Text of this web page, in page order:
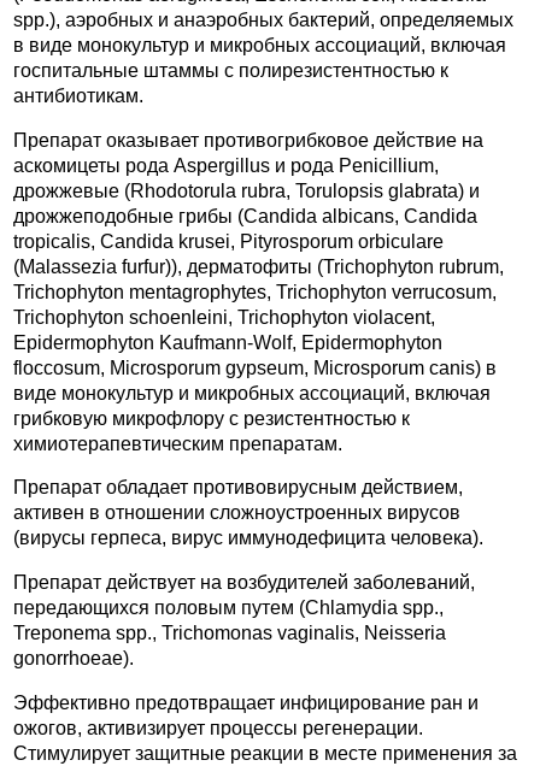
spp.), аэробных и анаэробных бактерий, определяемых
в виде монокультур и микробных ассоциаций, включая
госпитальные штаммы с полирезистентностью к
антибиотикам.
Препарат оказывает противогрибковое действие на
аскомицеты рода Aspergillus и рода Penicillium,
дрожжевые (Rhodotorula rubra, Torulopsis glabrata) и
дрожжеподобные грибы (Candida albicans, Candida
tropicalis, Candida krusei, Pityrosporum orbiculare
(Malassezia furfur)), дерматофиты (Trichophyton rubrum,
Trichophyton mentagrophytes, Trichophyton verrucosum,
Trichophyton schoenleini, Trichophyton violacent,
Epidermophyton Kaufmann-Wolf, Epidermophyton
floccosum, Microsporum gypseum, Microsporum canis) в
виде монокультур и микробных ассоциаций, включая
грибковую микрофлору с резистентностью к
химиотерапевтическим препаратам.
Препарат обладает противовирусным действием,
активен в отношении сложноустроенных вирусов
(вирусы герпеса, вирус иммунодефицита человека).
Препарат действует на возбудителей заболеваний,
передающихся половым путем (Chlamydia spp.,
Treponema spp., Trichomonas vaginalis, Neisseria
gonorrhoeae).
Эффективно предотвращает инфицирование ран и
ожогов, активизирует процессы регенерации.
Стимулирует защитные реакции в месте применения за